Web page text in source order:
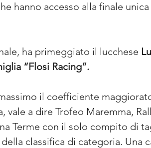
hanno accesso alla finale
ha primeggiato il lucchese
“Flosi Racing”.
il coefficiente
a dire Trofeo Maremma,
Terme con il solo compito di
classifica di categoria. Una